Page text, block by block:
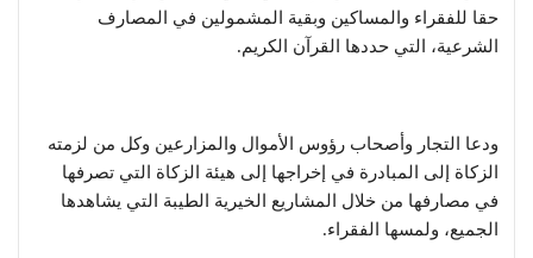
حقا للفقراء والمساكين وبقية المشمولين في المصارف
الشرعية، التي حددها القرآن الكريم.
ودعا التجار وأصحاب رؤوس الأموال والمزارعين وكل من لزمته
الزكاة إلى المبادرة في إخراجها إلى هيئة الزكاة التي تصرفها
في مصارفها من خلال المشاريع الخيرية الطيبة التي يشاهدها
الجميع، ولمسها الفقراء.